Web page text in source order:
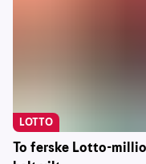
To ferske Lotto-
LOTTO